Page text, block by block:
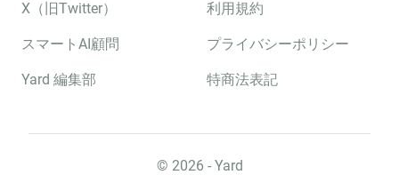
X（旧Twitter）
スマートAI顧問
Yard 編集部
利用規約
プライバシーポリシー
特商法表記
©︎ 2026 - Yard